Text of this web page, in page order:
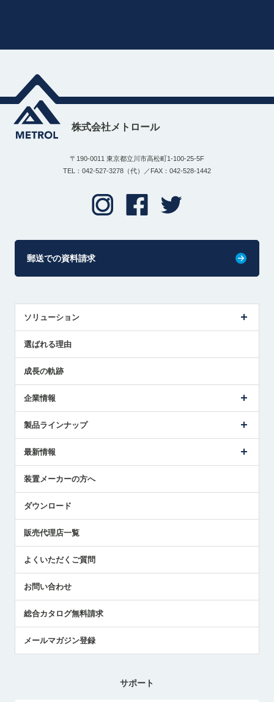
株式会社メトロール
〒190-0011 東京都立川市高松町1-100-25-5F
TEL：042-527-3278（代）／FAX：042-528-1442
郵送での資料請求
ソリューション
解決策提案
選ばれる理由
成長の軌跡
企業情報
ごあいさつ
受賞履歴
採用情報
国/地域/言語
製品ラインナップ
ツールセッタ製品
エアマイクロセンサ製品
最新情報
メトロールの技術
社員ブログ
中小企業のBCP地震対策
センサのテクニカルガイド
社長ブログ
装置メーカーの方へ
ダウンロード
販売代理店一覧
よくいただくご質問
お問い合わせ
総合カタログ無料請求
メールマガジン登録
サポート